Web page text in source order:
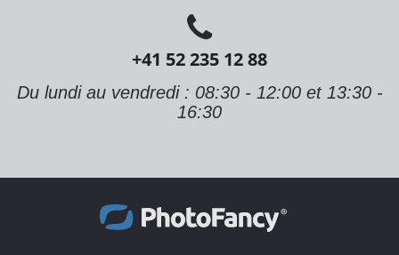
+41 52 235 12 88
Du lundi au vendredi : 08:30 - 12:00 et 13:30 -
16:30